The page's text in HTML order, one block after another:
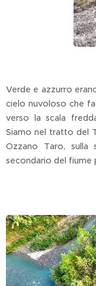
Verde e azzurro
cielo nuvoloso che
verso la scala
Siamo nel tratto del
Ozzano Taro, sulla
secondario del fiume